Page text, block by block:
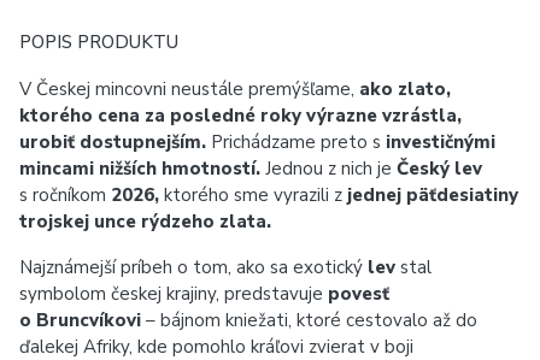
POPIS PRODUKTU
V Českej mincovni neustále premýšľame, ako zlato,
ktorého cena za posledné roky výrazne vzrástla,
urobiť dostupnejším. Prichádzame preto s investičnými
mincami nižších hmotností. Jednou z nich je Český lev
s ročníkom 2026, ktorého sme vyrazili z jednej päťdesiatiny
trojskej unce rýdzeho zlata.
Najznámejší príbeh o tom, ako sa exotický lev stal
symbolom českej krajiny, predstavuje povesť
o Bruncvíkovi – bájnom kniežati, ktoré cestovalo až do
ďalekej Afriky, kde pomohlo kráľovi zvierat v boji